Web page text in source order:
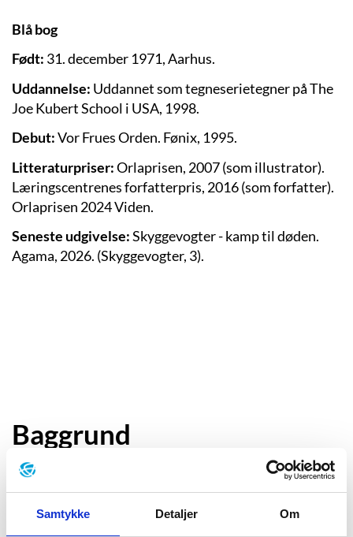
Samtykke Detaljer Om
Blå bog
Født: 31. december 1971, Aarhus.
Uddannelse: Uddannet som tegneserietegner på The
Joe Kubert School i USA, 1998.
Debut:Vor Frues Orden. Fønix, 1995.
Litteraturpriser:Orlaprisen, 2007 (som illustrator).
Læringscentrenes forfatterpris, 2016 (som forfatter).
Orlaprisen 2024 Viden.
Seneste udgivelse:Skyggevogter - kamp til døden.
Agama, 2026. (Skyggevogter, 3).
Baggrund
”Mikis mave sugede sig sammen, og
hans muskler stivnede, da han så det